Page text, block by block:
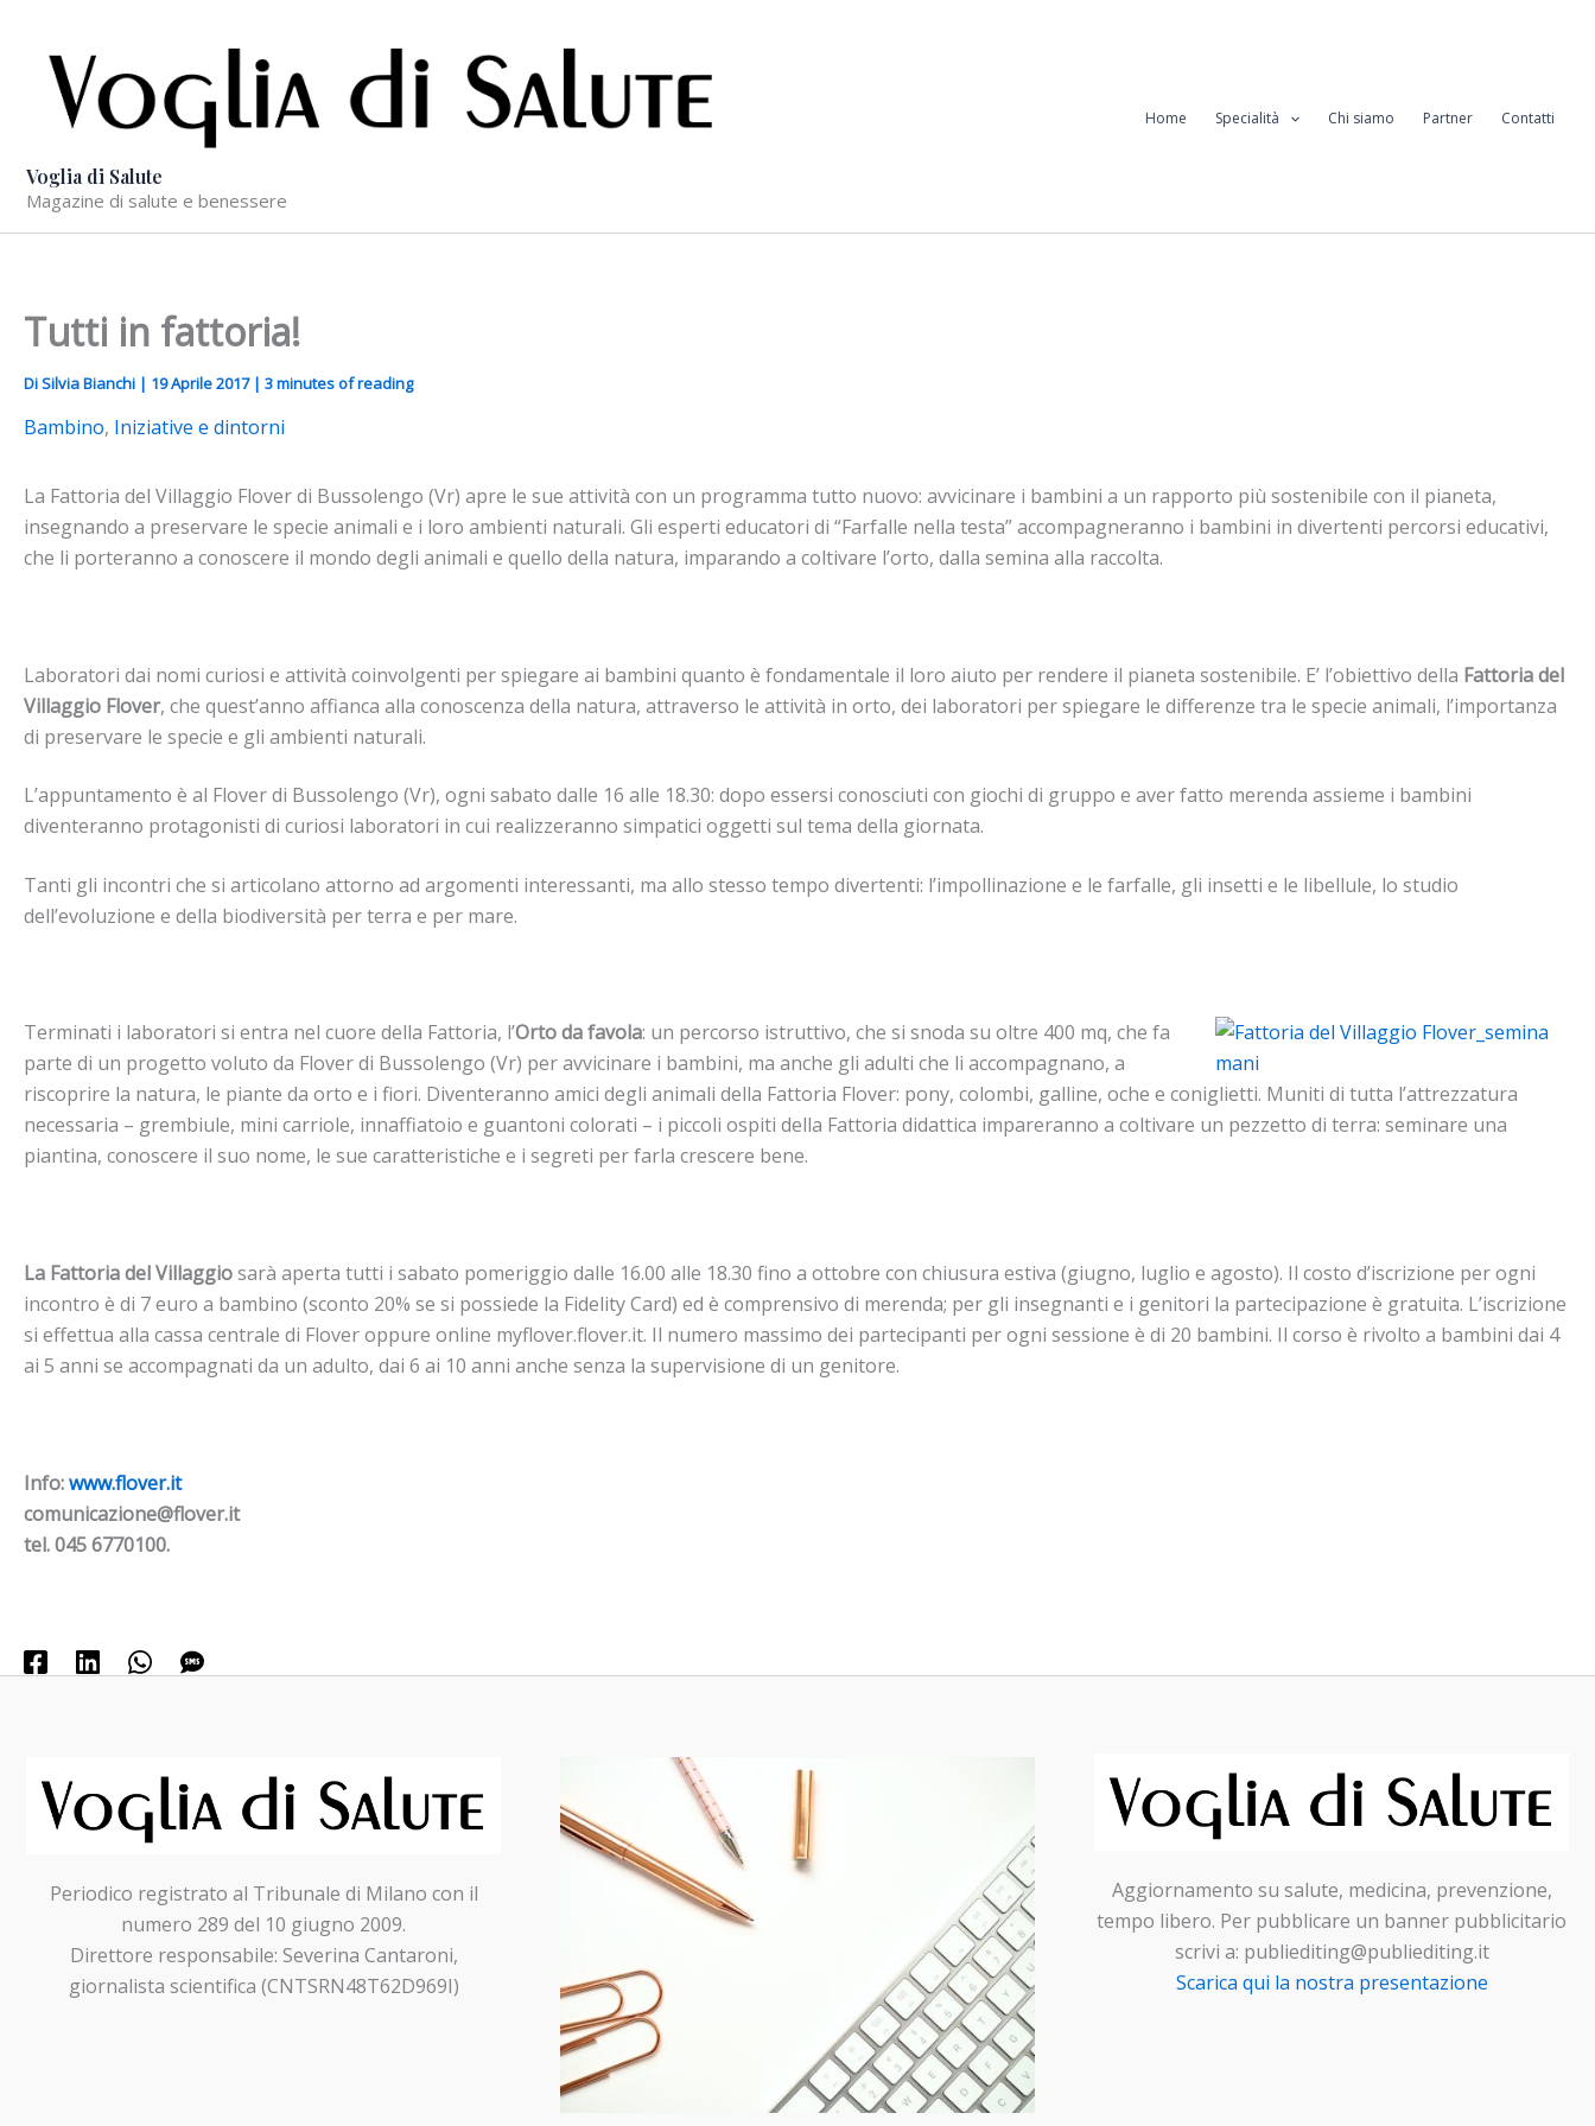
contenuto
Voglia di Salute
Magazine di salute e benessere
Home Specialità Chi siamo Partner Contatti
Tutti in fattoria!
DiSilvia Bianchi | 19 Aprile 2017 | 3 minutes of reading
Bambino, Iniziative e dintorni
La Fattoria del Villaggio Flover di Bussolengo (Vr) apre le sue attività con un programma tutto nuovo: avvicinare i bambini a un rapporto più sostenibile con il pianeta,
insegnando a preservare le specie animali e i loro ambienti naturali. Gli esperti educatori di “Farfalle nella testa” accompagneranno i bambini in divertenti percorsi educativi,
che li porteranno a conoscere il mondo degli animali e quello della natura, imparando a coltivare l’orto, dalla semina alla raccolta.
Laboratori dai nomi curiosi e attività coinvolgenti per spiegare ai bambini quanto è fondamentale il loro aiuto per rendere il pianeta sostenibile. E’ l’obiettivo della Fattoria del
Villaggio Flover, che quest’anno affianca alla conoscenza della natura, attraverso le attività in orto, dei laboratori per spiegare le differenze tra le specie animali, l’importanza
di preservare le specie e gli ambienti naturali.
L’appuntamento è al Flover di Bussolengo (Vr), ogni sabato dalle 16 alle 18.30: dopo essersi conosciuti con giochi di gruppo e aver fatto merenda assieme i bambini
diventeranno protagonisti di curiosi laboratori in cui realizzeranno simpatici oggetti sul tema della giornata.
Tanti gli incontri che si articolano attorno ad argomenti interessanti, ma allo stesso tempo divertenti: l’impollinazione e le farfalle, gli insetti e le libellule, lo studio
dell’evoluzione e della biodiversità per terra e per mare.
Terminati i laboratori si entra nel cuore della Fattoria, l’Orto da favola: un percorso istruttivo, che si snoda su oltre 400 mq, che fa
parte di un progetto voluto da Flover di Bussolengo (Vr) per avvicinare i bambini, ma anche gli adulti che li accompagnano, a
riscoprire la natura, le piante da orto e i fiori. Diventeranno amici degli animali della Fattoria Flover: pony, colombi, galline, oche e coniglietti. Muniti di tutta l’attrezzatura
necessaria – grembiule, mini carriole, innaffiatoio e guantoni colorati – i piccoli ospiti della Fattoria didattica impareranno a coltivare un pezzetto di terra: seminare una
piantina, conoscere il suo nome, le sue caratteristiche e i segreti per farla crescere bene.
La Fattoria del Villaggiosarà aperta tutti i sabato pomeriggio dalle 16.00 alle 18.30 fino a ottobre con chiusura estiva (giugno, luglio e agosto). Il costo d’iscrizione per ogni
incontro è di 7 euro a bambino (sconto 20% se si possiede la Fidelity Card) ed è comprensivo di merenda; per gli insegnanti e i genitori la partecipazione è gratuita. L’iscrizione
si effettua alla cassa centrale di Flover oppure online myflover.flover.it. Il numero massimo dei partecipanti per ogni sessione è di 20 bambini. Il corso è rivolto a bambini dai 4
ai 5 anni se accompagnati da un adulto, dai 6 ai 10 anni anche senza la supervisione di un genitore.
Info:www.flover.it
comunicazione@flover.it
tel. 045 6770100.
Periodico registrato al Tribunale di Milano con il
numero 289 del 10 giugno 2009.
Direttore responsabile: Severina Cantaroni,
giornalista scientifica (CNTSRN48T62D969I)
Aggiornamento su salute, medicina, prevenzione,
tempo libero. Per pubblicare un banner pubblicitario
scrivi a: publiediting@publiediting.it
Scarica qui la nostra presentazione